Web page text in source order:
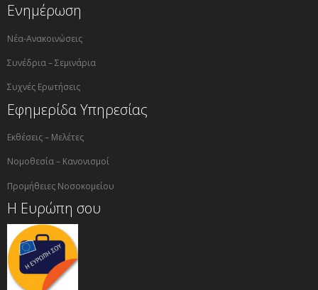
Ενημέρωση
Νέα-Ανακοινώσεις
Συνέδρια – Σεμινάρια
Συχνές Ερωτήσεις
Εφημερίδα Υπηρεσίας
Εκθέσεις – Μελέτες
Νομοθεσία – Κανονισμοί
Προμήθειες Νοσοκομείου
Η Ευρώπη σου